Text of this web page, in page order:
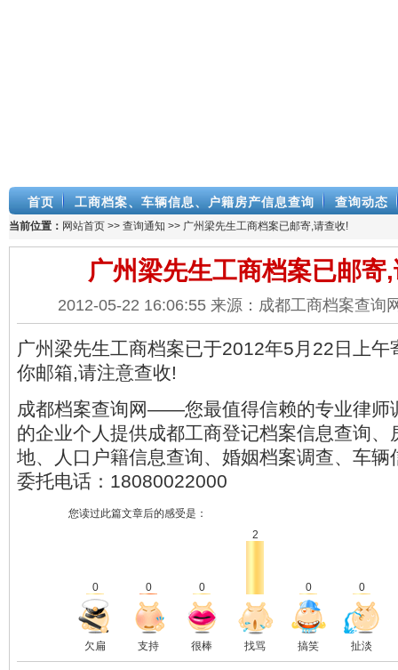
首页 工商档案、车辆信息、户籍房产信息查询 查询动态
当前位置： 网站首页 >> 查询通知 >> 广州梁先生工商档案已邮寄,请查收!
广州梁先生工商档案已邮寄
2012-05-22 16:06:55 来源：成都工商档案查询
广州梁先生工商档案已于2012年5月22日上午
你邮箱,请注意查收!
成都档案查询网——您最值得信赖的专业律师
的企业个人提供成都工商登记档案信息查询、
地、人口户籍信息查询、婚姻档案调查、车辆
委托电话：18080022000
您读过此篇文章后的感受是：
0 0 0
2
0 0
欠扁 支持 很棒 找骂 搞笑 扯淡